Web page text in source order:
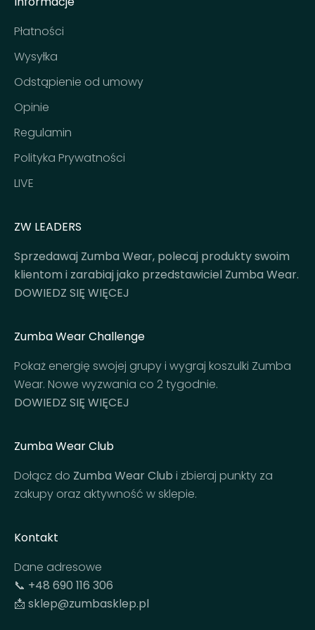
Płatności
Wysyłka
Odstąpienie od umowy
Opinie
Regulamin
Polityka Prywatności
LIVE
ZW LEADERS
Sprzedawaj Zumba Wear, polecaj produkty swoim
klientom i zarabiaj jako przedstawiciel Zumba Wear.
DOWIEDZ SIĘ WIĘCEJ
Zumba Wear Challenge
Pokaż energię swojej grupy i wygraj koszulki Zumba
Wear. Nowe wyzwania co 2 tygodnie.
DOWIEDZ SIĘ WIĘCEJ
Zumba Wear Club
Dołącz do Zumba Wear Club i zbieraj punkty za
zakupy oraz aktywność w sklepie.
Kontakt
Dane adresowe
📞 +48 690 116 306
📩 sklep@zumbasklep.pl